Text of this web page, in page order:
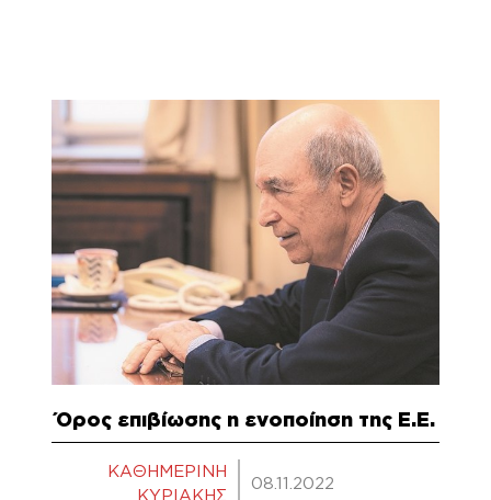
Όρος επιβίωσης η ενοποίηση της Ε.Ε.
ΚΑΘΗΜΕΡΙΝΗ
ΚΥΡΙΑΚΗΣ
08.11.2022